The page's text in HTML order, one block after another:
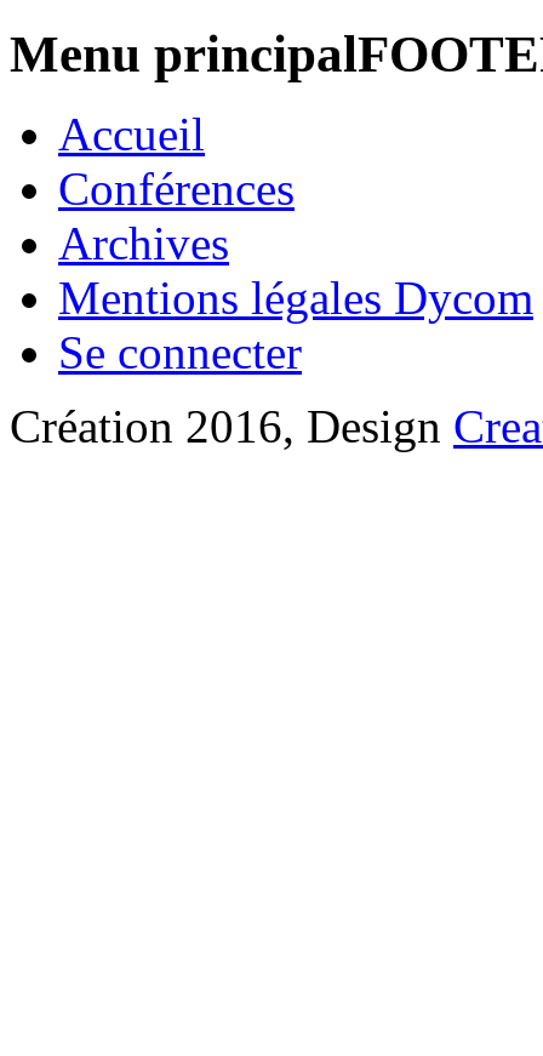
Menu
Accueil
Conférences
Archives
Mentions légales Dycom
Se connecter
Création 2016, Design